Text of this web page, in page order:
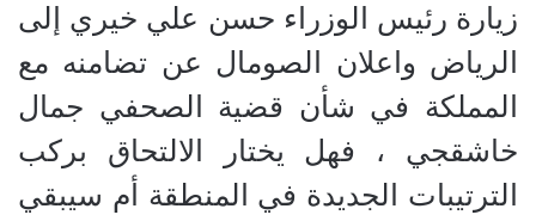
زيارة رئيس الوزراء حسن علي خيري إلى
الرياض واعلان الصومال عن تضامنه مع
المملكة في شأن قضية الصحفي جمال
خاشقجي ، فهل يختار الالتحاق بركب
الترتيبات الجديدة في المنطقة أم سيبقي